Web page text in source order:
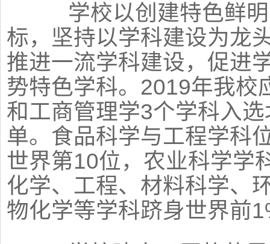
学校以创建特色鲜明
标，坚持以学科建设为龙
推进一流学科建设，促进
势特色学科。2019年我校
和工商管理学3个学科入
单。食品科学与工程学科
世界第10位，农业科学
化学、工程、材料科学、
物化学等学科跻身世界前